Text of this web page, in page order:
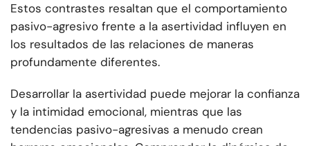
Estos contrastes resaltan que el comportamiento
pasivo-agresivo frente a la asertividad influyen en
los resultados de las relaciones de maneras
profundamente diferentes.
Desarrollar la asertividad puede mejorar la confianza
y la intimidad emocional, mientras que las
tendencias pasivo-agresivas a menudo crean